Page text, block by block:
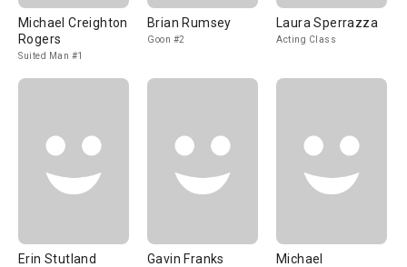
Michael Creighton
Rogers
Suited Man #1
Brian Rumsey
Goon #2
Laura Sperrazza
Acting Class
Erin Stutland Gavin Franks
Michael